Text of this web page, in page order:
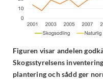
Figuren visar andelen
Skogsstyrelsens
plantering och sådd ger